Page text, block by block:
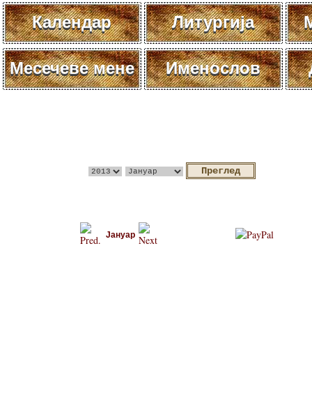
Календар Литургија
Месечеве мене Именослов
Јануар